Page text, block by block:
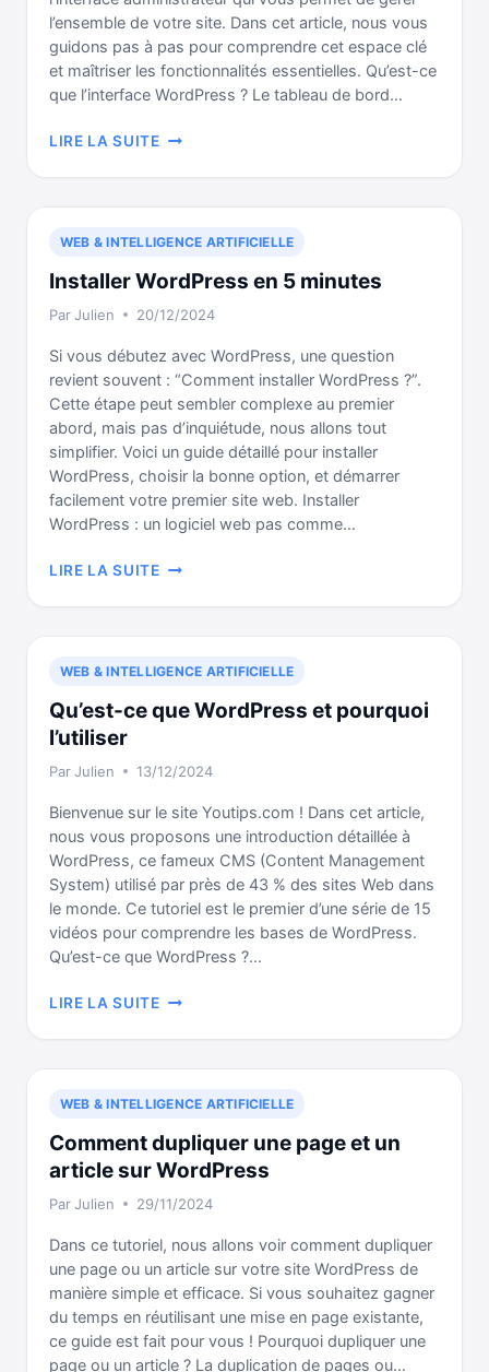
l’ensemble de votre site. Dans cet article, nous vous
guidons pas à pas pour comprendre cet espace clé
et maîtriser les fonctionnalités essentielles. Qu’est-ce
que l’interface WordPress ? Le tableau de bord…
LIRE LA SUITEDÉCOUVRIR
WORDPRESS
WEB & INTELLIGENCE ARTIFICIELLE
Installer WordPress en 5 minutes
ParJulien 20/12/2024
Si vous débutez avec WordPress, une question
revient souvent : “Comment installer WordPress ?”.
Cette étape peut sembler complexe au premier
abord, mais pas d’inquiétude, nous allons tout
simplifier. Voici un guide détaillé pour installer
WordPress, choisir la bonne option, et démarrer
facilement votre premier site web. Installer
WordPress : un logiciel web pas comme…
LIRE LA SUITEINSTALLER
EN
5
WEB & INTELLIGENCE ARTIFICIELLE
Qu’est-ce que WordPress et pourquoi
l’utiliser
ParJulien 13/12/2024
Bienvenue sur le site Youtips.com ! Dans cet article,
nous vous proposons une introduction détaillée à
WordPress, ce fameux CMS (Content Management
System) utilisé par près de 43 % des sites Web dans
le monde. Ce tutoriel est le premier d’une série de 15
vidéos pour comprendre les bases de WordPress.
Qu’est-ce que WordPress ?…
LIRE LA SUITEQU’EST-
QUE
WORDPRESS
POURQUOI
L’UTILISER
WEB & INTELLIGENCE ARTIFICIELLE
Comment dupliquer une page et un
article sur WordPress
ParJulien 29/11/2024
Dans ce tutoriel, nous allons voir comment dupliquer
une page ou un article sur votre site WordPress de
manière simple et efficace. Si vous souhaitez gagner
du temps en réutilisant une mise en page existante,
ce guide est fait pour vous ! Pourquoi dupliquer une
page ou un article ? La duplication de pages ou…